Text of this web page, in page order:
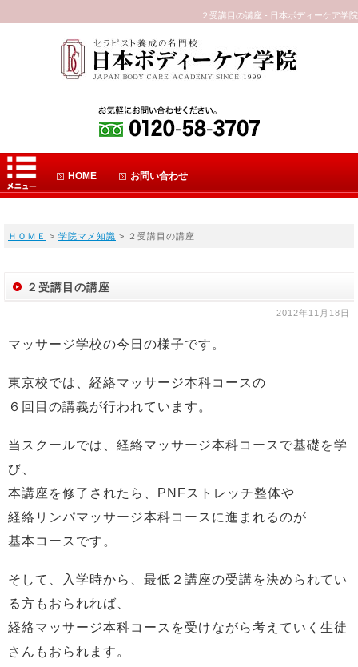
２受講目の講座 - 日本ボディーケア学院
HOME お問い合わせ
ＨＯＭＥ > 学院マメ知識 > ２受講目の講座
２受講目の講座
2012年11月18日
マッサージ学校の今日の様子です。
東京校では、経絡マッサージ本科コースの
６回目の講義が行われています。
当スクールでは、経絡マッサージ本科コースで基礎を学
び、
本講座を修了されたら、PNFストレッチ整体や
経絡リンパマッサージ本科コースに進まれるのが
基本コースです。
そして、入学時から、最低２講座の受講を決められてい
る方もおられれば、
経絡マッサージ本科コースを受けながら考えていく生徒
さんもおられます。